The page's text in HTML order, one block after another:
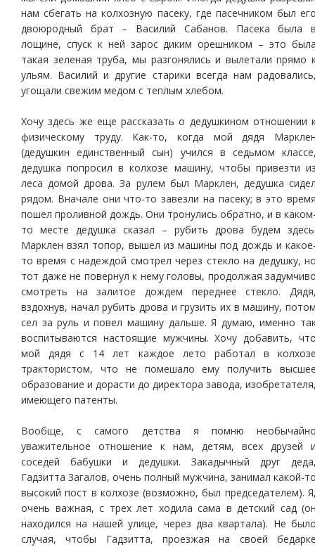
нам сбегать на колхозную пасеку, где пасечником был
двоюродный брат – Василий Сабанов. Пасека была
лощине, спуск к ней зарос диким орешником – это
такая зеленая труба, мы разгонялись и вылетали прямо
ульям. Василий и другие старики всегда нам
угощали свежим медом с теплым хлебом.
Хочу здесь же еще рассказать о дедушкином отношении
физическому труду. Как-то, когда мой дядя
(дедушкин единственный сын) учился в седьмом
дедушка попросил в колхозе машину, чтобы привезти
леса домой дрова. За рулем был Марклен, дедушка
рядом. Вначале они что-то завезли на пасеку; в это
пошел проливной дождь. Они тронулись обратно, и в
то месте дедушка сказал – рубить дрова будем
Марклен взял топор, вышел из машины под дождь и
то время с надеждой смотрел через стекло на дедушку,
тот даже не повернул к нему головы, продолжая
смотреть на залитое дождем переднее стекло.
вздохнув, начал рубить дрова и грузить их в машину,
сел за руль и повел машину дальше. Я думаю, именно
воспитываются настоящие мужчины. Хочу добавить,
мой дядя с 14 лет каждое лето работал в
трактористом, что не помешало ему получить
образование и дорасти до директора завода,
имеющего патенты.
Вообще, с самого детства я помню
уважительное отношение к нам, детям, всех друзей
соседей бабушки и дедушки. Закадычный друг
Гадзитта Загалов, очень полный мужчина, занимал какой-
высокий пост в колхозе (возможно, был председателем).
очень важная, с трех лет ходила сама в детский сад
находился на нашей улице, через два квартала). Не
случая, чтобы Гадзитта, проезжая на своей